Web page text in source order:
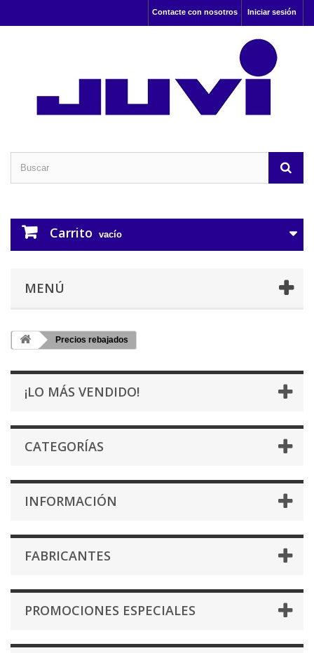
Iniciar sesión
Contacte con nosotros
Carrito vacío
MENÚ
Precios rebajados
¡LO MÁS VENDIDO!
CATEGORÍAS
INFORMACIÓN
FABRICANTES
PROMOCIONES ESPECIALES